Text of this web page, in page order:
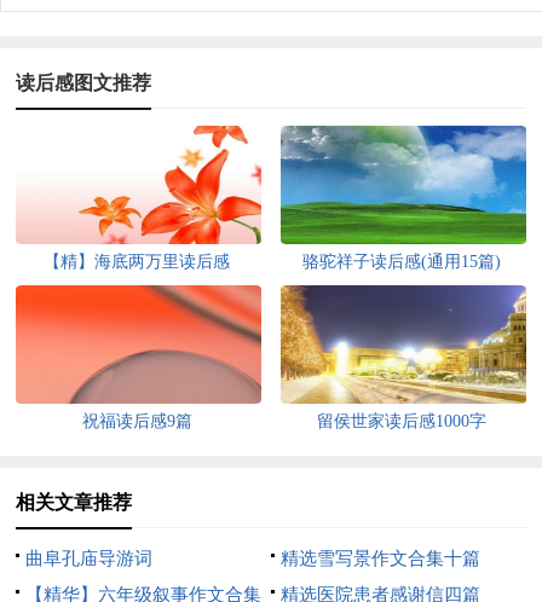
读后感图文推荐
【精】海底两万里读后感 骆驼祥子读后感(通用15篇)
祝福读后感9篇 留侯世家读后感1000字
相关文章推荐
曲阜孔庙导游词
精选雪写景作文合集十篇
【精华】六年级叙事作文合集
精选医院患者感谢信四篇